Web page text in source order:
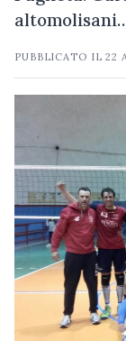
PUBBLICATO IL22